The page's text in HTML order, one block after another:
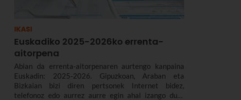
IKASI
Euskadiko 2025-2026ko errenta-
aitorpena
Abian da errenta-aitorpenaren aurtengo kanpaina
Euskadin: 2025-2026. Gipuzkoan, Araban eta
Bizkaian bizi diren pertsonek Internet bidez,
telefonoz edo aurrez aurre egin ahal izango dute